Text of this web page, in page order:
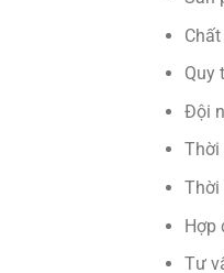
Quy
Đội
Thời
Thời
Hợp
Tư